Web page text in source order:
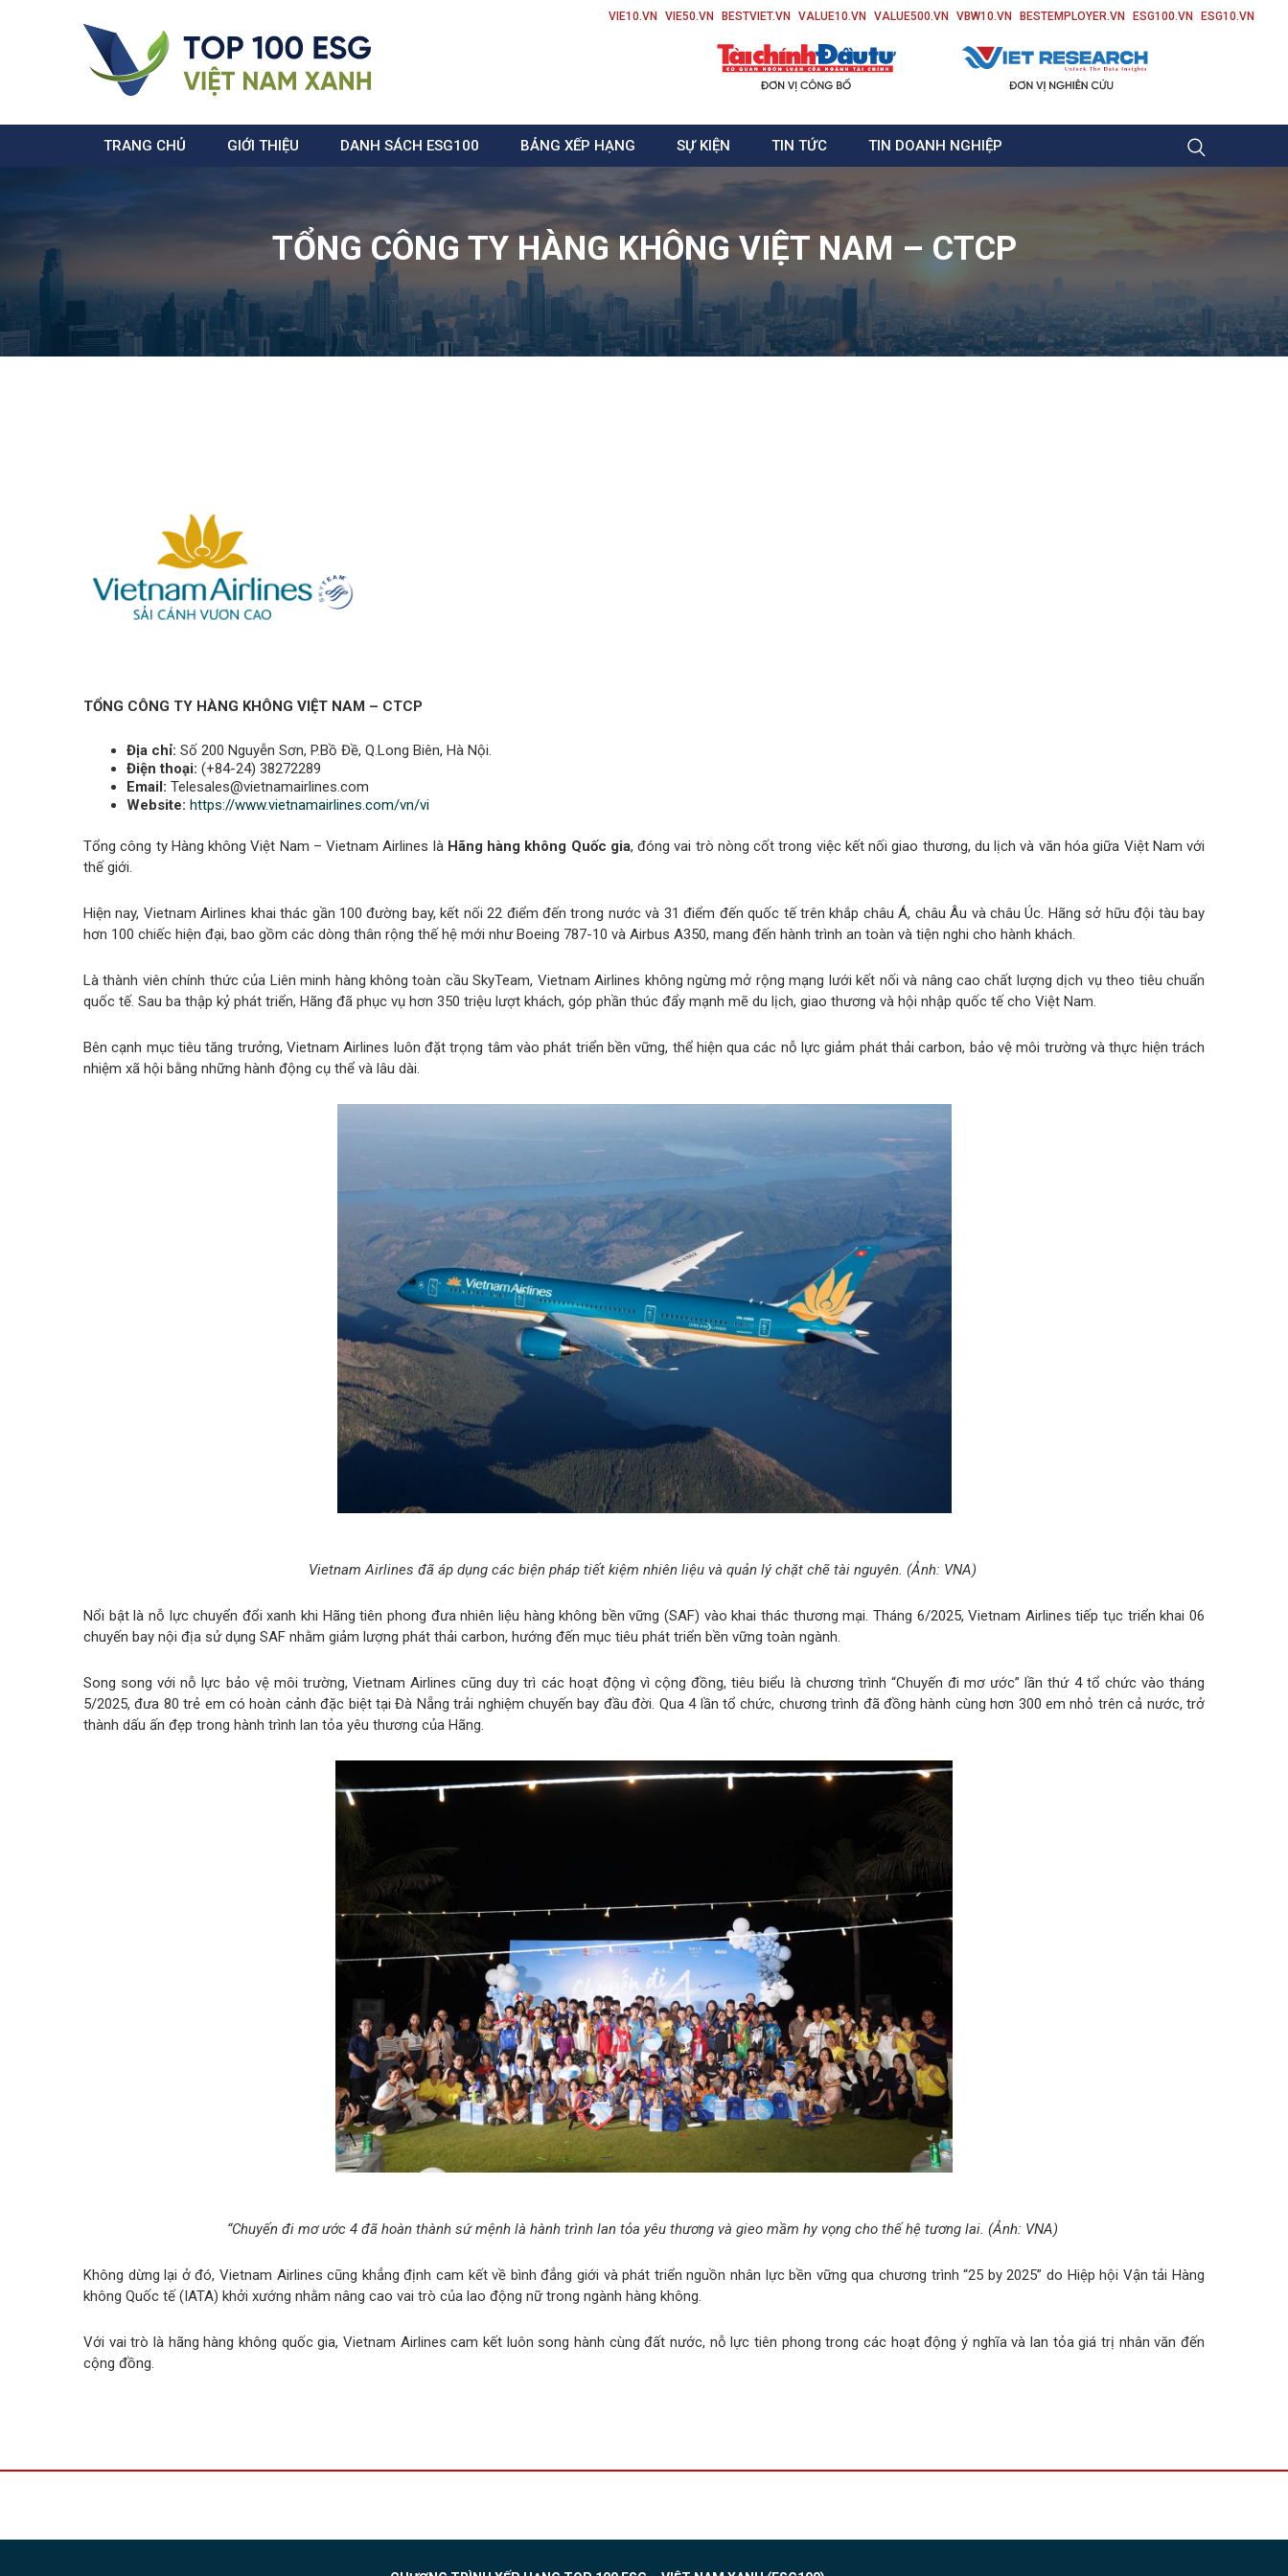
VIE10.VN VIE50.VN BESTVIET.VN VALUE10.VN VALUE500.VN VBW10.VN BESTEMPLOYER.VN ESG100.VN ESG10.VN
TRANG CHỦ GIỚI THIỆU DANH SÁCH ESG100 BẢNG XẾP HẠNG SỰ KIỆN TIN TỨC TIN DOANH NGHIỆP
TỔNG CÔNG TY HÀNG KHÔNG VIỆT NAM – CTCP
TỔNG CÔNG TY HÀNG KHÔNG VIỆT NAM – CTCP
Địa chỉ: Số 200 Nguyễn Sơn, P.Bồ Đề, Q.Long Biên, Hà Nội.
Điện thoại: (+84-24) 38272289
Email: Telesales@vietnamairlines.com
Website: https://www.vietnamairlines.com/vn/vi
Tổng công ty Hàng không Việt Nam – Vietnam Airlines là Hãng hàng không Quốc gia, đóng vai trò nòng cốt trong việc kết nối giao thương, du lịch và văn hóa giữa Việt Nam với
thế giới.
Hiện nay, Vietnam Airlines khai thác gần 100 đường bay, kết nối 22 điểm đến trong nước và 31 điểm đến quốc tế trên khắp châu Á, châu Âu và châu Úc. Hãng sở hữu đội tàu bay
hơn 100 chiếc hiện đại, bao gồm các dòng thân rộng thế hệ mới như Boeing 787-10 và Airbus A350, mang đến hành trình an toàn và tiện nghi cho hành khách.
Là thành viên chính thức của Liên minh hàng không toàn cầu SkyTeam, Vietnam Airlines không ngừng mở rộng mạng lưới kết nối và nâng cao chất lượng dịch vụ theo tiêu chuẩn
quốc tế. Sau ba thập kỷ phát triển, Hãng đã phục vụ hơn 350 triệu lượt khách, góp phần thúc đẩy mạnh mẽ du lịch, giao thương và hội nhập quốc tế cho Việt Nam.
Bên cạnh mục tiêu tăng trưởng, Vietnam Airlines luôn đặt trọng tâm vào phát triển bền vững, thể hiện qua các nỗ lực giảm phát thải carbon, bảo vệ môi trường và thực hiện trách
nhiệm xã hội bằng những hành động cụ thể và lâu dài.
Vietnam Airlines đã áp dụng các biện pháp tiết kiệm nhiên liệu và quản lý chặt chẽ tài nguyên. (Ảnh: VNA)
Nổi bật là nỗ lực chuyển đổi xanh khi Hãng tiên phong đưa nhiên liệu hàng không bền vững (SAF) vào khai thác thương mại. Tháng 6/2025, Vietnam Airlines tiếp tục triển khai 06
chuyến bay nội địa sử dụng SAF nhằm giảm lượng phát thải carbon, hướng đến mục tiêu phát triển bền vững toàn ngành.
Song song với nỗ lực bảo vệ môi trường, Vietnam Airlines cũng duy trì các hoạt động vì cộng đồng, tiêu biểu là chương trình “Chuyến đi mơ ước” lần thứ 4 tổ chức vào tháng
5/2025, đưa 80 trẻ em có hoàn cảnh đặc biệt tại Đà Nẵng trải nghiệm chuyến bay đầu đời. Qua 4 lần tổ chức, chương trình đã đồng hành cùng hơn 300 em nhỏ trên cả nước, trở
thành dấu ấn đẹp trong hành trình lan tỏa yêu thương của Hãng.
“Chuyến đi mơ ước 4 đã hoàn thành sứ mệnh là hành trình lan tỏa yêu thương và gieo mầm hy vọng cho thế hệ tương lai. (Ảnh: VNA)
Không dừng lại ở đó, Vietnam Airlines cũng khẳng định cam kết về bình đẳng giới và phát triển nguồn nhân lực bền vững qua chương trình “25 by 2025” do Hiệp hội Vận tải Hàng
không Quốc tế (IATA) khởi xướng nhằm nâng cao vai trò của lao động nữ trong ngành hàng không.
Với vai trò là hãng hàng không quốc gia, Vietnam Airlines cam kết luôn song hành cùng đất nước, nỗ lực tiên phong trong các hoạt động ý nghĩa và lan tỏa giá trị nhân văn đến
cộng đồng.